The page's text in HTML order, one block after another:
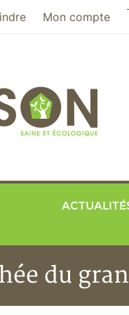
Mon compte
du